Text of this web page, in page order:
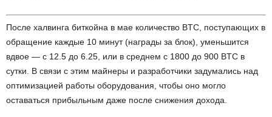
После халвинга биткойна в мае количество BTC, поступающих в
обращение каждые 10 минут (награды за блок), уменьшится
вдвое — с 12.5 до 6.25, или в среднем с 1800 до 900 BTC в
сутки. В связи с этим майнеры и разработчики задумались над
оптимизацией работы оборудования, чтобы оно могло
оставаться прибыльным даже после снижения дохода.